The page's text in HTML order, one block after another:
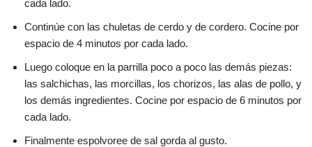
cada lado.
Continúe con las chuletas de cerdo y de cordero. Cocine por
espacio de 4 minutos por cada lado.
Luego coloque en la parrilla poco a poco las demás piezas:
las salchichas, las morcillas, los chorizos, las alas de pollo, y
los demás ingredientes. Cocine por espacio de 6 minutos por
cada lado.
Finalmente espolvoree de sal gorda al gusto.